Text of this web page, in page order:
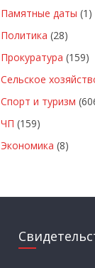
Памятные даты (1)
Политика (28)
Прокуратура (159)
Сельское
Спорт и туризм
ЧП (159)
Экономика (8)